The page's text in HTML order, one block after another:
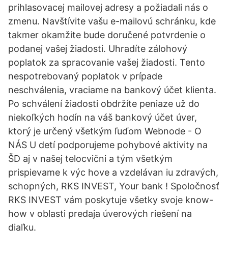
prihlasovacej mailovej adresy a požiadali nás o
zmenu. Navštívite vašu e-mailovú schránku, kde
takmer okamžite bude doručené potvrdenie o
podanej vašej žiadosti. Uhradíte zálohový
poplatok za spracovanie vašej žiadosti. Tento
nespotrebovaný poplatok v prípade
neschválenia, vraciame na bankový účet klienta.
Po schválení žiadosti obdržíte peniaze už do
niekoľkých hodín na váš bankový účet úver,
ktorý je určený všetkým ľuďom Webnode - O
NÁS U detí podporujeme pohybové aktivity na
ŠD aj v našej telocvični a tým všetkým
prispievame k výc hove a vzdelávan iu zdravých,
schopných, RKS INVEST, Your bank ! Spoločnosť
RKS INVEST vám poskytuje všetky svoje know-
how v oblasti predaja úverových riešení na
diaľku.